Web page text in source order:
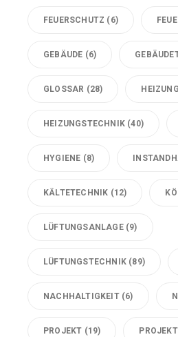
FEUERSCHUTZ (6)
GEBÄUDE (6)
GLOSSAR (28)
HEIZUNGSTECHNIK (40)
HYGIENE (8)
KÄLTETECHNIK (12)
LÜFTUNGSANLAGE(9)
LÜFTUNGSTECHNIK (89)
NACHHALTIGKEIT(6)
PROJEKT (19)